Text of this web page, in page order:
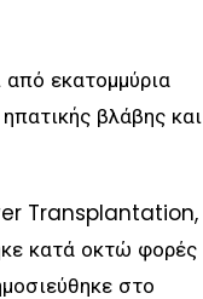
εκατομμύρια
βλάβης και
Transplantation,
κατά οκτώ φορές
στο